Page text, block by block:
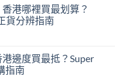
港哪裡買最划算？
貨分辨指南
邊度買最抵？Super
指南